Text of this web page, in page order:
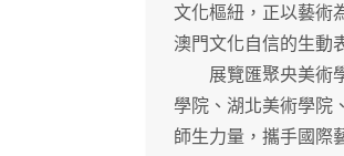
文化樞紐，正以藝術
澳門文化自信的生動
展覽匯聚央美術學
學院、湖北美術學院
師生力量，攜手國際